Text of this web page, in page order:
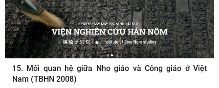
15. Mối quan hệ giữa Nho giáo và Công giáo ở Việt
Nam (TBHN 2008)